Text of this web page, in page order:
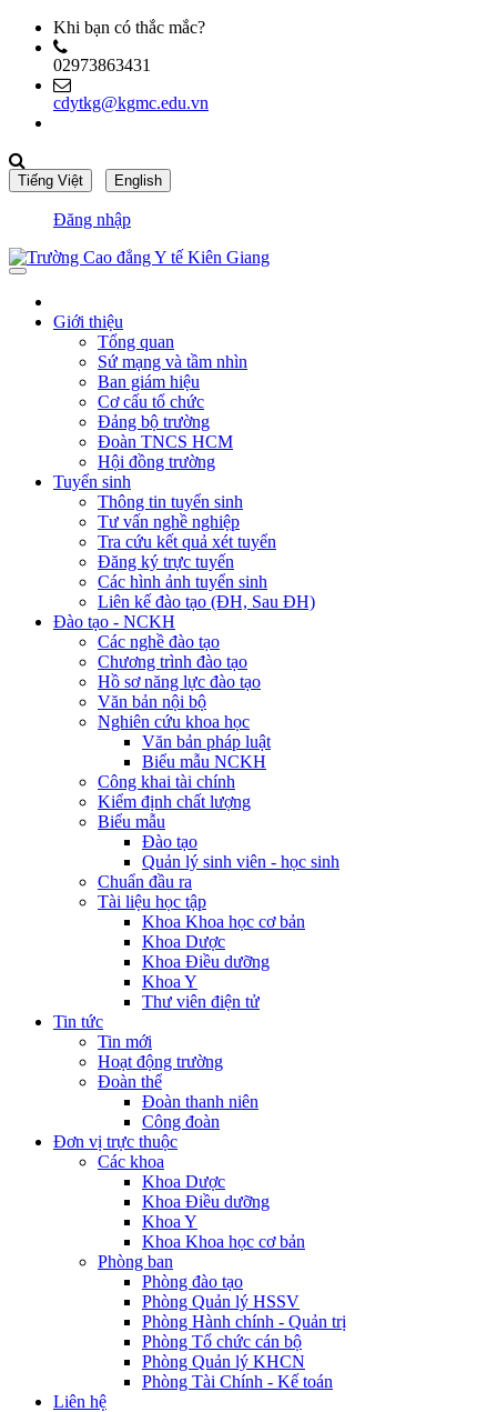
Khi bạn có thắc mắc?
02973863431
cdytkg@kgmc.edu.vn
Đăng nhập
Giới thiệu
Tổng quan
Sứ mạng và tầm nhìn
Ban giám hiệu
Cơ cấu tổ chức
Đảng bộ trường
Đoàn TNCS HCM
Hội đồng trường
Tuyển sinh
Thông tin tuyển sinh
Tư vấn nghề nghiệp
Tra cứu kết quả xét tuyển
Đăng ký trực tuyến
Các hình ảnh tuyển sinh
Liên kế đào tạo (ĐH, Sau ĐH)
Đào tạo - NCKH
Các nghề đào tạo
Chương trình đào tạo
Hồ sơ năng lực đào tạo
Văn bản nội bộ
Nghiên cứu khoa học
Văn bản pháp luật
Biểu mẫu NCKH
Công khai tài chính
Kiểm định chất lượng
Biểu mẫu
Đào tạo
Quản lý sinh viên - học sinh
Chuẩn đầu ra
Tài liệu học tập
Khoa Khoa học cơ bản
Khoa Dược
Khoa Điều dưỡng
Khoa Y
Thư viên điện tử
Tin tức
Tin mới
Hoạt động trường
Đoàn thể
Đoàn thanh niên
Công đoàn
Đơn vị trực thuộc
Các khoa
Khoa Dược
Khoa Điều dưỡng
Khoa Y
Khoa Khoa học cơ bản
Phòng ban
Phòng đào tạo
Phòng Quản lý HSSV
Phòng Hành chính - Quản trị
Phòng Tổ chức cán bộ
Phòng Quản lý KHCN
Phòng Tài Chính - Kế toán
Liên hệ